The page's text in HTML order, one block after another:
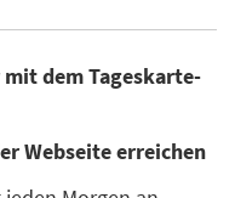
dem Tageskarte-
Webseite erreichen